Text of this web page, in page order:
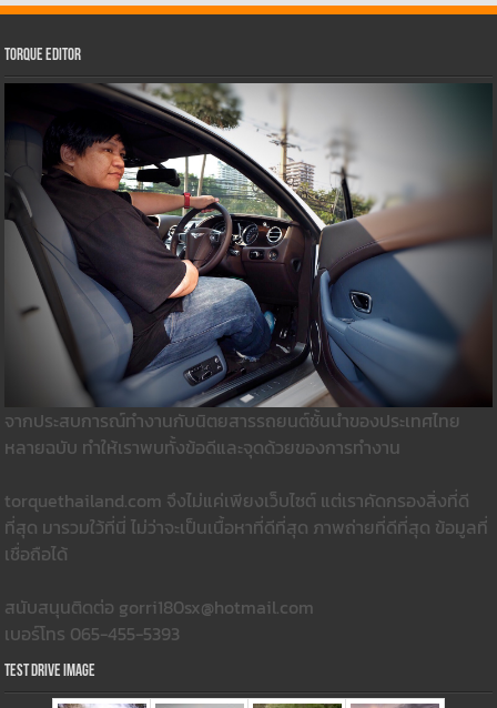
Torque Editor
จากประสบการณ์ทำงานกับนิตยสารรถยนต์ชั้นนำของประเทศไทย
หลายฉบับ ทำให้เราพบทั้งข้อดีและจุดด้วยของการทำงาน
torquethailand.com จึงไม่แค่เพียงเว็บไซต์ แต่เราคัดกรองสิ่งที่ดี
ที่สุด มารวมใว้ที่นี่ ไม่ว่าจะเป็นเนื้อหาที่ดีที่สุด ภาพถ่ายที่ดีที่สุด ข้อมูลที่
เชื่อถือได้
สนับสนุนติดต่อ gorri180sx@hotmail.com
เบอร์โทร 065-455-5393
Test Drive Image